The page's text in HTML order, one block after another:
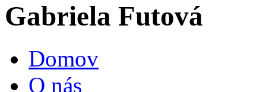
Gabriela Futová
Hlavné menu
Domov
O nás